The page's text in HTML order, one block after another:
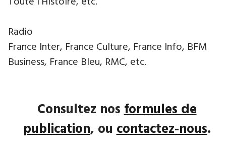
Radio
France Inter, France Culture, France Info, BFM
Business, France Bleu, RMC, etc.
Consultez nosformules de
publication, oucontactez-nous.